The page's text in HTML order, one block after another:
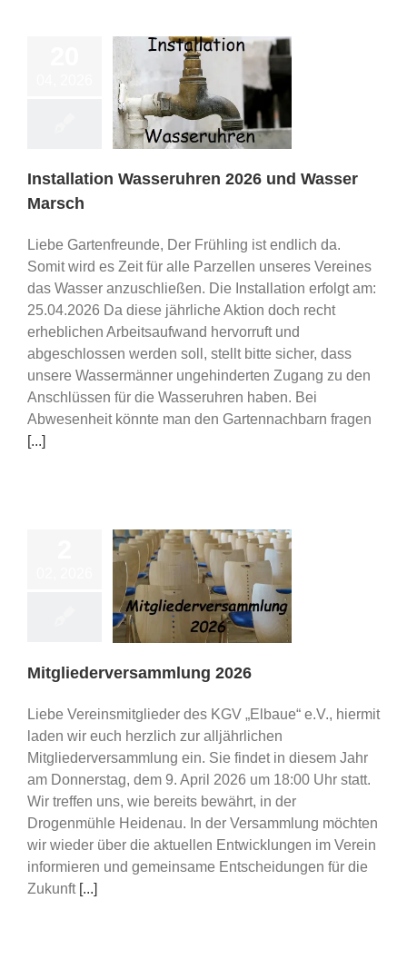
Installation Wasseruhren 2026 und Wasser
Marsch
Liebe Gartenfreunde, Der Frühling ist endlich da.
Somit wird es Zeit für alle Parzellen unseres Vereines
das Wasser anzuschließen. Die Installation erfolgt am:
25.04.2026 Da diese jährliche Aktion doch recht
erheblichen Arbeitsaufwand hervorruft und
abgeschlossen werden soll, stellt bitte sicher, dass
unsere Wassermänner ungehinderten Zugang zu den
Anschlüssen für die Wasseruhren haben. Bei
Abwesenheit könnte man den Gartennachbarn fragen
[...]
Mitgliederversammlung 2026
Liebe Vereinsmitglieder des KGV „Elbaue“ e.V., hiermit
laden wir euch herzlich zur alljährlichen
Mitgliederversammlung ein. Sie findet in diesem Jahr
am Donnerstag, dem 9. April 2026 um 18:00 Uhr statt.
Wir treffen uns, wie bereits bewährt, in der
Drogenmühle Heidenau. In der Versammlung möchten
wir wieder über die aktuellen Entwicklungen im Verein
informieren und gemeinsame Entscheidungen für die
Zukunft [...]